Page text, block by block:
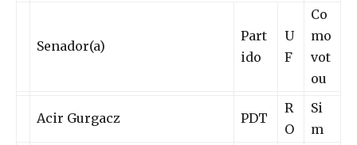
Senador(a)
Part
ido
U
F
Co
mo
vot
ou
Acir Gurgacz PDT
R
O
Si
m